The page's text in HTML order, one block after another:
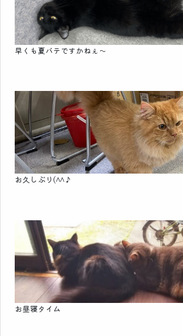
早くも夏バテですかねぇ～
お久しぶり(^^♪
お昼寝タイム